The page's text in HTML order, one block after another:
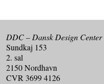
DDC – Dansk Design Center
Sundkaj 153
2. sal
2150 Nordhavn
CVR 3699 4126